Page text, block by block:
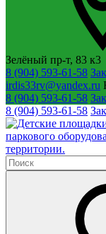
Зелёный пр-т, 83 к3
8 (904) 593-61-58
irdis33rv@yandex.ru
8 (904) 593-61-58
8 (904) 593-61-58
паркового
территории.